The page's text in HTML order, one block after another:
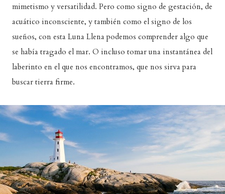
mimetismo y versatilidad. Pero como signo de gestación, de
acuático inconsciente, y también como el signo de los
sueños, con esta Luna Llena podemos comprender algo que
se había tragado el mar. O incluso tomar una instantánea del
laberinto en el que nos encontramos, que nos sirva para
buscar tierra firme.